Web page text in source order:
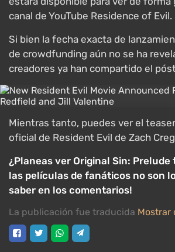
canal de YouTube Residence of Evil.
Si bien la fecha exacta de
de crowdfunding aún no se ha
creadores ya han compartido el
Mientras tanto, puedes ver el
oficial de Resident Evil de Zach
¿Planeas ver Original Sin: Prelude
las películas de fanáticos no son
saber en los comentarios!
La publicación fue traducida Mostrar